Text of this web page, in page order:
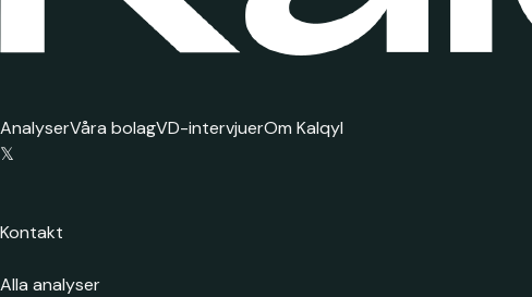
AnalyserVåra bolagVD-intervjuerOm Kalqyl
𝕏
Kontakt
Alla analyser